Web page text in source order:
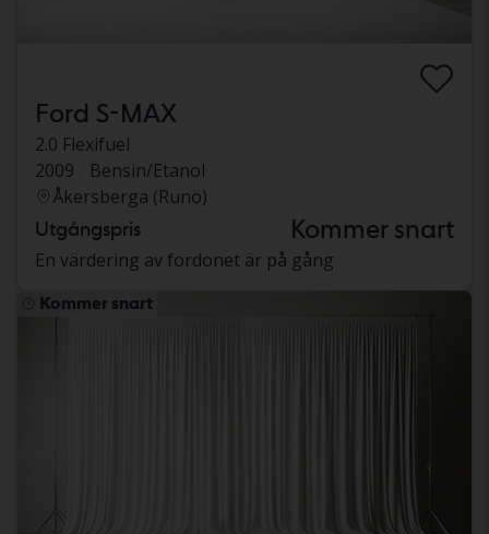
Ford S-MAX
2.0 Flexifuel
2009
Bensin/Etanol
Åkersberga (Runö)
Utgångspris Kommer snart
En värdering av fordonet är på gång
Kommer snart